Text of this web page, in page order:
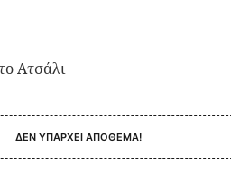
Ατσάλι
ΔΕΝ ΥΠΆΡΧΕΙ ΑΠΌΘΕΜΑ!